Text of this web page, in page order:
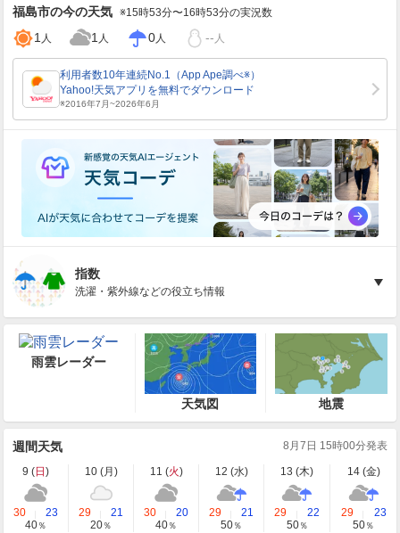
福島市の今の天気 ※15時53分〜16時53分の実況数
1 人 1 人 0人 -- 人
指数
洗濯・紫外線などの役立ち情報
雨雲レーダー
天気図 地震
週間天気 8月7日 15時00分発表
9 (日 ) 10 (月 ) 11 (火) 12 (水) 13 (木) 14 (金)
30
23
40％
29
21
20％
30
20
40％
29
21
50％
29
22
50％
29
23
50％